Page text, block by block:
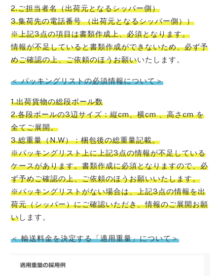
2.ご担当者名（出荷元となるシッパー側）
3.集荷先の電話番号 （出荷元となるシッパー側））
※上記3点の項目は書類作成上、必須となります。
情報が不足していると書類作成ができないため、必ず予
めご確認の上、ご依頼のほうお願いいたします。
＜ パッキングリストの必須情報について＞
1.出荷貨物の総段ボール数
2.各段ボールの3辺サイズ：縦cm、横cm 、高さcm を
全てご展開。
3.総重量（N.W）：梱包後の総重量記載。
※パッキングリスト上に上記3点の情報が不足している
ケースがあります。書類作成に必須となりますので、必
ず予めご確認の上、ご依頼のほうお願いいたします。
※パッキングリストがない場合は、上記3点の情報を出
荷元（シッパー）にご確認いただき、情報のご展開お願
いします。
＜ 輸送料金を決定する「適用重量」について＞